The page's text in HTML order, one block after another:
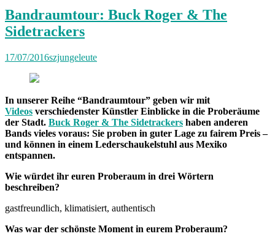
Bandraumtour: Buck Roger & The
Sidetrackers
17/07/2016szjungeleute
In unserer Reihe “Bandraumtour” geben wir mit
Videos verschiedenster Künstler Einblicke in die Proberäume
der Stadt. Buck Roger & The Sidetrackers haben anderen
Bands vieles voraus: Sie proben in guter Lage zu fairem Preis –
und können in einem Lederschaukelstuhl aus Mexiko
entspannen.
Wie würdet ihr euren Proberaum in drei Wörtern
beschreiben?
gastfreundlich, klimatisiert, authentisch
Was war der schönste Moment in eurem Proberaum?